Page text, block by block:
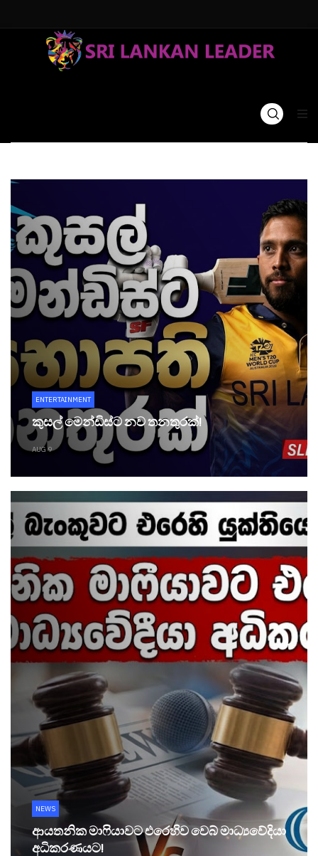
ENTERTAINMENT
කුසල් මෙන්ඩිස්ට නව තනතුරක්!
AUG 9
NEWS
ආයතනික මාෆියාවට එරෙහිව වෙබ් මාධ්‍යවේදියා
අධිකරණයට!